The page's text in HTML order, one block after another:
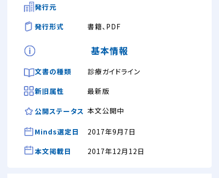
発行元
発行形式
書籍、PDF
基本情報
文書の種類
診療ガイドライン
新旧属性
最新版
公開ステータス 本文公開中
Minds選定日
2017年9月7日
本文掲載日
2017年12月12日